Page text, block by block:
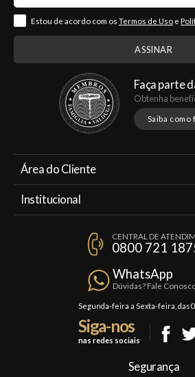
Estou de acordo com os Termos de Uso e
Faça parte
Obtenha
Saiba como
Área do Cliente
Meus Pedidos
Institucional
A Famiglia Valduga
Política de Privacidade
Trocas e Devoluções
Formas de Pagamento
CENTRAL DE
0800 721
WhatsApp
Dúvidas? Fale
Segunda-feira a Sexta-feira, das
Siga-nos
nas redes sociais
Segurança